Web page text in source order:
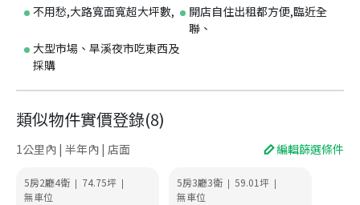
不用愁,大路寬面寬超大坪數,
開店自住出租都方便,臨近全
聯、
大型市場、旱溪夜市吃東西及
採購
類似物件實價登錄(8)
1公里內 | 半年內 | 店面 編輯篩選條件
5房2廳4衛 | 74.75坪 |
無車位
5房3廳3衛 | 59.01坪 |
無車位